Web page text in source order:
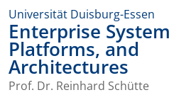
Universität Duisburg-Essen
Enterprise
Platforms, and
Architectures
Prof. Dr. Reinhard Schütte